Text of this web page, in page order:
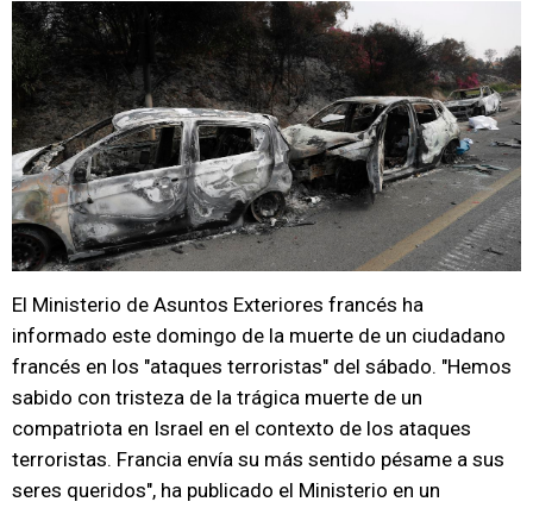
El Ministerio de Asuntos Exteriores francés ha
informado este domingo de la muerte de un ciudadano
francés en los "ataques terroristas" del sábado. "Hemos
sabido con tristeza de la trágica muerte de un
compatriota en Israel en el contexto de los ataques
terroristas. Francia envía su más sentido pésame a sus
seres queridos", ha publicado el Ministerio en un